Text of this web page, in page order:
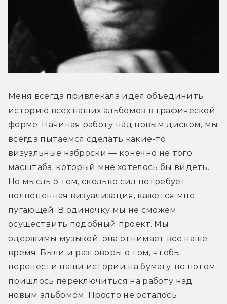
Меня всегда привлекала идея объединить
историю всех наших альбомов в графической
форме. Начиная работу над новым диском, мы
всегда пытаемся сделать какие-то
визуальные наброски — конечно не того
масштаба, который мне хотелось бы видеть.
Но мысль о том, сколько сил потребует
полнеценная визуализация, кажется мне
пугающей. В одиночку мы не сможем
осуществить подобный проект. Мы
одержимы музыкой, она отнимает всё наше
время. Были и разговоры о том, чтобы
перенести наши истории на бумагу, но потом
пришлось переключиться на работу над
новым альбомом. Просто не осталось